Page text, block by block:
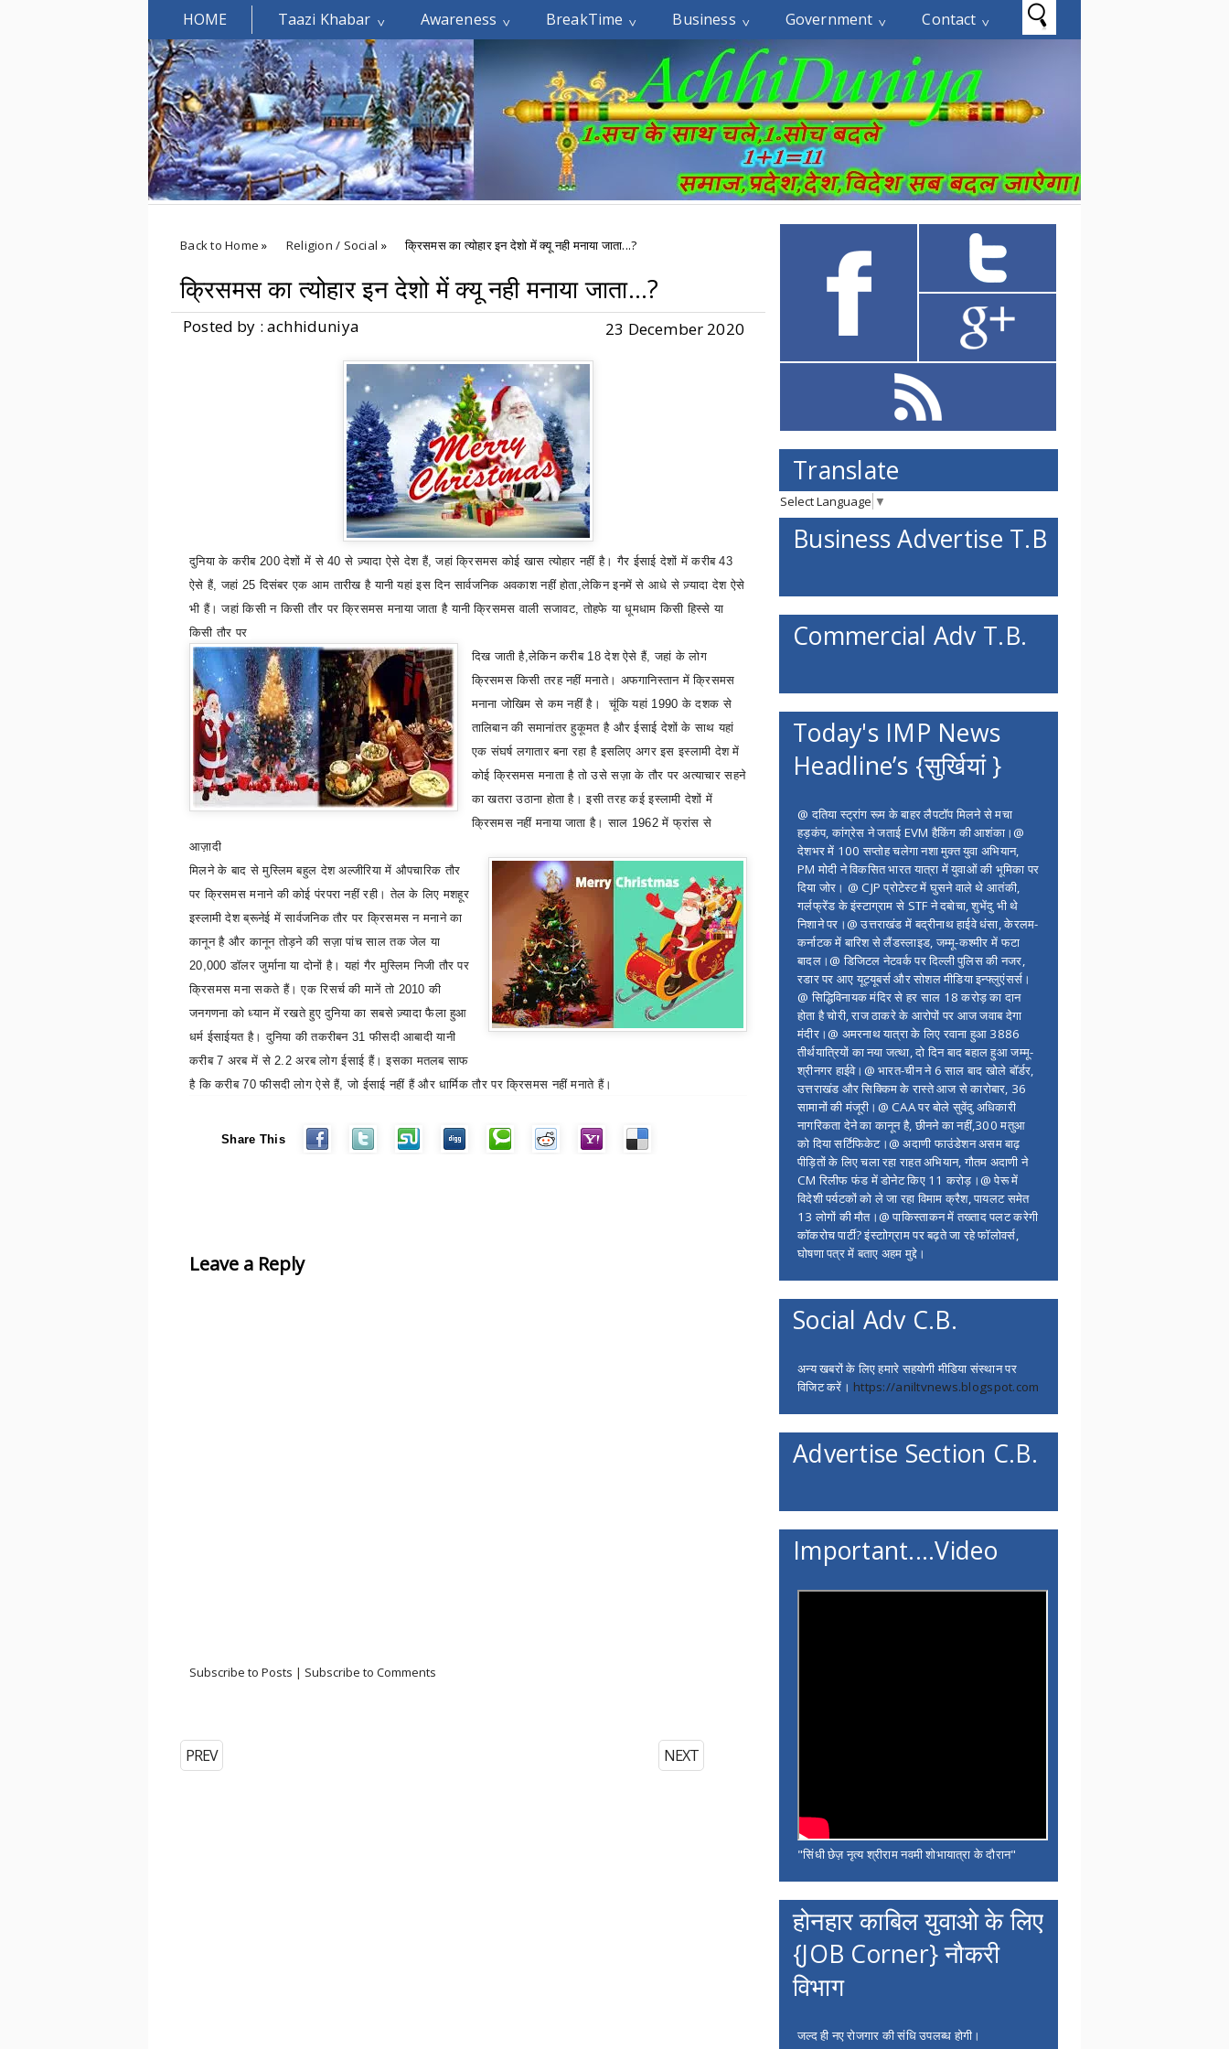
HOME Taazi Khabar Awareness BreakTime Business Government Contact
Welcomes You.....
Back to Home » Religion / Social » क्रिसमस का त्योहार इन देशो में क्यू नही मनाया जाता...?
क्रिसमस का त्योहार इन देशो में क्यू नही मनाया जाता...?
Posted by : achhiduniya 23 December 2020
दुनिया के करीब 200 देशों में से 40 से ज़्यादा ऐसे देश हैं,जहां क्रिसमस कोई खास त्योहार नहीं है। गैर ईसाई देशों में करीब 43
ऐसे हैं,जहां 25 दिसंबर एक आम तारीख है यानी यहां इस दिन सार्वजनिक अवकाश नहीं होता,लेकिन इनमें से आधे से ज़्यादा देश ऐसे
भी हैं। जहां किसी न किसी तौर पर क्रिसमस मनाया जाता है यानी क्रिसमस वाली सजावट,तोहफे या धूमधाम किसी हिस्से या
किसी तौर पर
दिख जाती है,लेकिन करीब 18 देश ऐसे हैं,जहां के लोग
क्रिसमस किसी तरह नहीं मनाते। अफगानिस्तान में क्रिसमस
मनाना जोखिम से कम नहीं है। चूंकि यहां 1990 के दशक से
तालिबान की समानांतर हुकूमत है और ईसाई देशों के साथ यहां
एक संघर्ष लगातार बना रहा है इसलिए अगर इस इस्लामी देश में
कोई क्रिसमस मनाता है तो उसे सज़ा के तौर पर अत्याचार सहने
का खतरा उठाना होता है। इसी तरह कई इस्लामी देशों में
क्रिसमस नहीं मनाया जाता है। साल 1962 में फ्रांस से
आज़ादी
मिलने के बाद से मुस्लिम बहुल देश अल्जीरिया में औपचारिक तौर
पर क्रिसमस मनाने की कोई पंरपरा नहीं रही। तेल के लिए मशहूर
इस्लामी देश ब्रूनेई में सार्वजनिक तौर पर क्रिसमस न मनाने का
कानून है और कानून तोड़ने की सज़ा पांच साल तक जेल या
20,000 डॉलर जुर्माना या दोनों है। यहां गैर मुस्लिम निजी तौर पर
क्रिसमस मना सकते हैं। एक रिसर्च की मानें तो 2010 की
जनगणना को ध्यान में रखते हुए दुनिया का सबसे ज़्यादा फैला हुआ
धर्म ईसाईयत है। दुनिया की तकरीबन 31 फीसदी आबादी यानी
करीब 7 अरब में से 2.2 अरब लोग ईसाई हैं। इसका मतलब साफ
है कि करीब 70 फीसदी लोग ऐसे हैं,जो ईसाई नहीं हैं और धार्मिक तौर पर क्रिसमस नहीं मनाते हैं।
Share This
Leave a Reply
Subscribe to Posts | Subscribe to Comments
NEXT
PREV
Translate
Select Language ▼
Business Advertise T.B
Commercial Adv T.B.
Today's IMP News
Headline’s {सुर्खियां }
@ दतिया स्ट्रांग रूम के बाहर लैपटॉप मिलने से मचा
हड़कंप, कांग्रेस ने जताई EVM हैकिंग की आशंका।@
देशभर में 100 सप्ताेह चलेगा नशा मुक्त युवा अभियान,
PM मोदी ने विकसित भारत यात्रा में युवाओं की भूमिका पर
दिया जोर। @ CJP प्रोटेस्ट में घुसने वाले थे आतंकी,
गर्लफ्रेंड के इंस्टाग्राम से STF ने दबोचा, शुभेंदु भी थे
निशाने पर।@ उत्तराखंड में बद्रीनाथ हाईवे धंसा, केरलम-
कर्नाटक में बारिश से लैंडस्लाइड, जम्मू-कश्मीर में फटा
बादल।@ डिजिटल नेटवर्क पर दिल्ली पुलिस की नजर,
रडार पर आए यूट्यूबर्स और सोशल मीडिया इन्फ्लुएंसर्स।
@ सिद्धिविनायक मंदिर से हर साल 18 करोड़ का दान
होता है चोरी, राज ठाकरे के आरोपों पर आज जवाब देगा
मंदीर।@ अमरनाथ यात्रा के लिए रवाना हुआ 3886
तीर्थयात्रियों का नया जत्था, दो दिन बाद बहाल हुआ जम्मू-
श्रीनगर हाईवे।@ भारत-चीन ने 6 साल बाद खोले बॉर्डर,
उत्तराखंड और सिक्किम के रास्ते आज से कारोबार, 36
सामानों की मंजूरी।@ CAA पर बोले सुवेंदु अधिकारी
नागरिकता देने का कानून है, छीनने का नहीं,300 मतुआ
को दिया सर्टिफिकेट।@ अदाणी फाउंडेशन असम बाढ़
पीड़ितों के लिए चला रहा राहत अभियान, गौतम अदाणी ने
CM रिलीफ फंड में डोनेट किए 11 करोड़।@ पेरू में
विदेशी पर्यटकों को ले जा रहा विमाम क्रैश, पायलट समेत
13 लोगों की मौत।@ पाकिस्ताकन में तख्ताद पलट करेगी
कॉकरोच पार्टी? इंस्टाोग्राम पर बढ़ते जा रहे फॉलोवर्स,
घोषणा पत्र में बताए अहम मुद्दे।
Social Adv C.B.
अन्य खबरों के लिए हमारे सहयोगी मीडिया संस्थान पर
विजिट करें। https://aniltvnews.blogspot.com
Advertise Section C.B.
Important....Video
"सिंधी छेज़ नृत्य श्रीराम नवमी शोभायात्रा के दौरान"
होनहार काबिल युवाओ के लिए
{JOB Corner} नौकरी
विभाग
जल्द ही नए रोजगार की संधि उपलब्ध होगी।